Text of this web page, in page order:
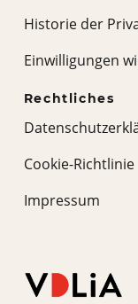
Rechtliches
Cookie-Richtlinie
Impressum
Historie der
Einwilligungen